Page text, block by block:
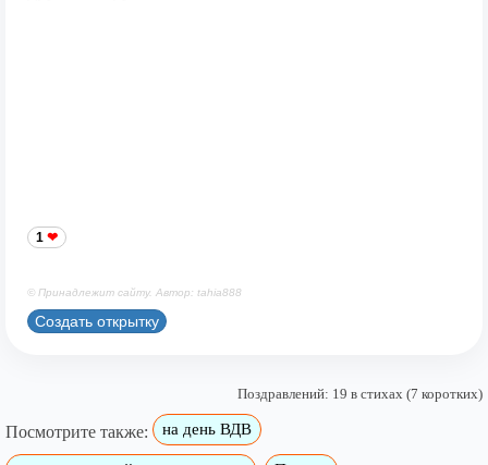
1
© Принадлежит сайту. Автор: tahia888
Создать открытку
Поздравлений: 19 в стихах (7 коротких)
Посмотрите также: на день ВДВ